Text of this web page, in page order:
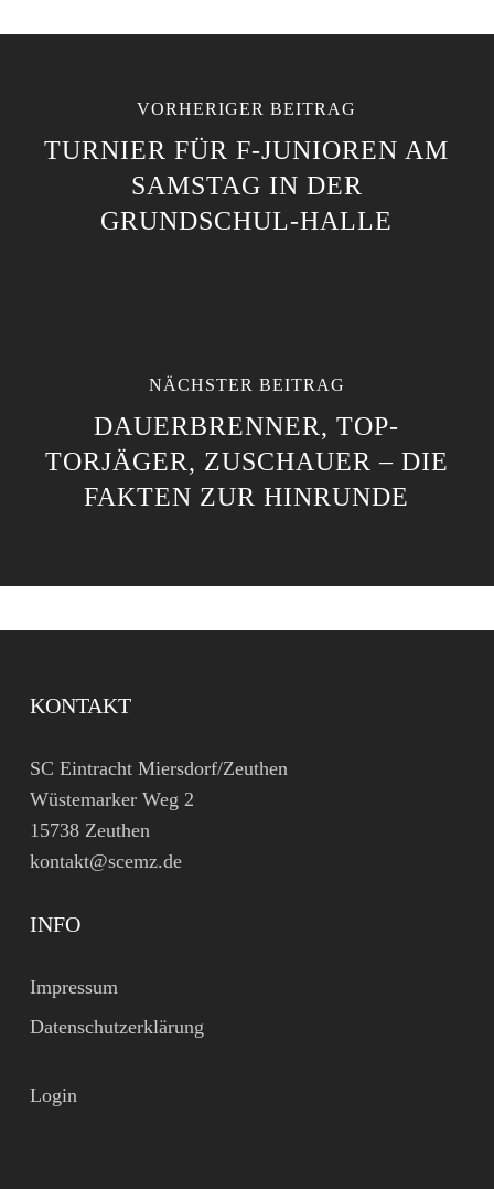
VORHERIGER BEITRAG
TURNIER FÜR F-JUNIOREN AM
SAMSTAG IN DER
GRUNDSCHUL-HALLE
NÄCHSTER BEITRAG
DAUERBRENNER, TOP-
TORJÄGER, ZUSCHAUER – DIE
FAKTEN ZUR HINRUNDE
KONTAKT
SC Eintracht Miersdorf/Zeuthen
Wüstemarker Weg 2
15738 Zeuthen
kontakt@scemz.de
INFO
Impressum
Datenschutzerklärung
Login